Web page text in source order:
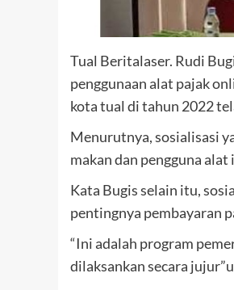
Tual Beritalaser. Rudi
penggunaan alat pajak
kota tual di tahun 2022
Menurutnya, sosialisasi
makan dan pengguna alat
Kata Bugis selain itu,
pentingnya pembayaran
“Ini adalah program
dilaksankan secara